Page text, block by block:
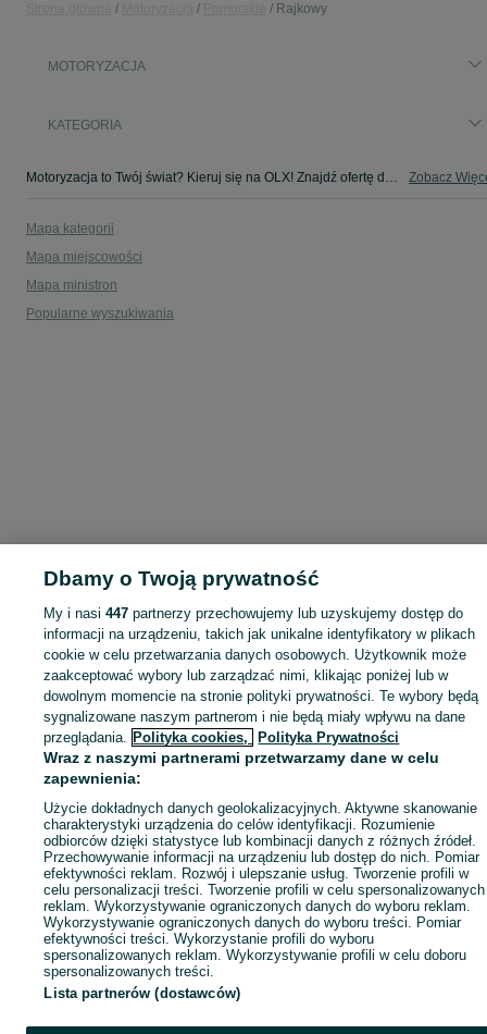
Rajkowy
MOTORYZACJA
KATEGORIA
Motoryzacja to Twój świat? Kieruj się na OLX! Znajdź ofertę dla siebie w kategorii Motoryzacja na OLX - Rajkowy i okolice! Zobacz
Mapa kategorii
Mapa miejscowości
Mapa ministron
Popularne wyszukiwania
Dbamy o Twoją prywatność
My i nasi447 partnerzy przechowujemy lub uzyskujemy dostęp do
informacji na urządzeniu, takich jak unikalne identyfikatory w plikach
cookie w celu przetwarzania danych osobowych. Użytkownik może
zaakceptować wybory lub zarządzać nimi, klikając poniżej lub w
dowolnym momencie na stronie polityki prywatności. Te wybory będą
sygnalizowane naszym partnerom i nie będą miały wpływu na dane
przeglądania. Polityka cookies, Polityka Prywatności
Wraz z naszymi partnerami przetwarzamy dane w celu
zapewnienia:
Użycie dokładnych danych geolokalizacyjnych. Aktywne skanowanie
charakterystyki urządzenia do celów identyfikacji. Rozumienie
odbiorców dzięki statystyce lub kombinacji danych z różnych źródeł.
Przechowywanie informacji na urządzeniu lub dostęp do nich. Pomiar
efektywności reklam. Rozwój i ulepszanie usług. Tworzenie profili w
celu personalizacji treści. Tworzenie profili w celu spersonalizowanych
reklam. Wykorzystywanie ograniczonych danych do wyboru reklam.
Wykorzystywanie ograniczonych danych do wyboru treści. Pomiar
efektywności treści. Wykorzystanie profili do wyboru
spersonalizowanych reklam. Wykorzystywanie profili w celu doboru
spersonalizowanych treści.
Lista partnerów (dostawców)